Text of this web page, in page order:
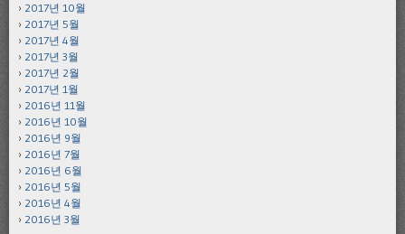
2017년 10월
2017년 5월
2017년 4월
2017년 3월
2017년 2월
2017년 1월
2016년 11월
2016년 10월
2016년 9월
2016년 7월
2016년 6월
2016년 5월
2016년 4월
2016년 3월